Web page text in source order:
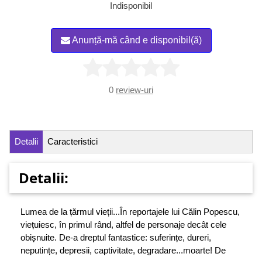
Indisponibil
Anunță-mă când e disponibil(ă)
0 review-uri
Detalii Caracteristici
Detalii:
Lumea de la țărmul vieții...În reportajele lui Călin Popescu,
viețuiesc, în primul rând, altfel de personaje decât cele
obișnuite. De-a dreptul fantastice: suferințe, dureri,
neputințe, depresii, captivitate, degradare...moarte! De